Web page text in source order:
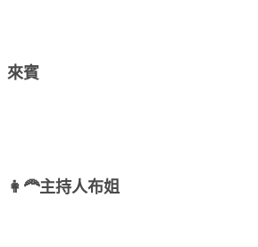
來賓
👩‍🦰主持人布姐